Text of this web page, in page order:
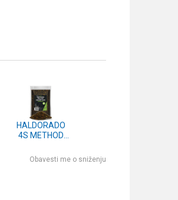
HALDORADO
4S METHOD
MIX - PROLECE
Obavesti me o sniženju